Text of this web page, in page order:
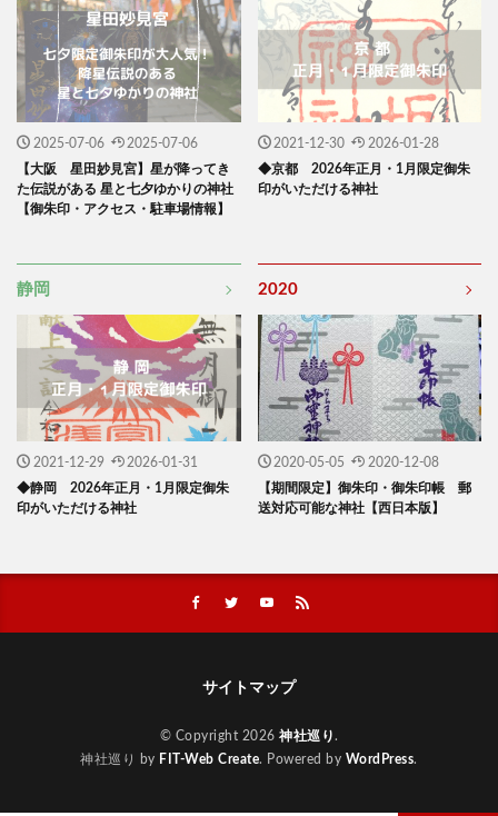
2025-07-06
2025-07-06
【大阪 星田妙見宮】星が降ってき
た伝説がある 星と七夕ゆかりの神社
【御朱印・アクセス・駐車場情報】
2021-12-30
2026-01-28
◆京都 2026年正月・1月限定御朱
印がいただける神社
静岡
2021-12-29
2026-01-31
◆静岡 2026年正月・1月限定御朱
印がいただける神社
2020
2020-05-05
2020-12-08
【期間限定】御朱印・御朱印帳 郵
送対応可能な神社【西日本版】
サイトマップ
© Copyright 2026 神社巡り.
神社巡り by FIT-Web Create. Powered by WordPress.